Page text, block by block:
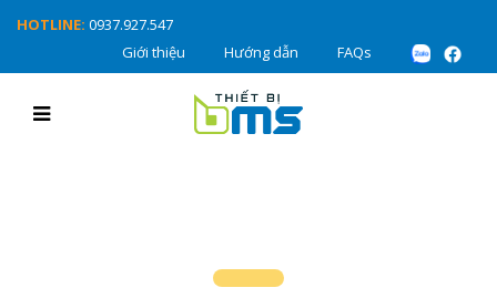
HOTLINE: 0937.927.547
Giới thiệu
Hướng dẫn FAQs